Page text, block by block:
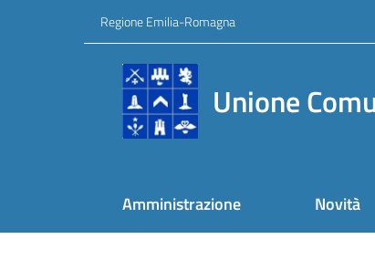
Vai al contenuto
Vai alla navigazioneRegione Emilia-Romagna
Unione
Amministrazione Novità